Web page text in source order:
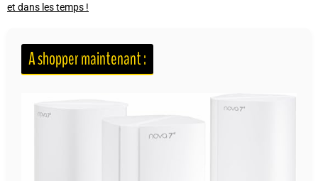
et dans les temps !
A shopper maintenant :